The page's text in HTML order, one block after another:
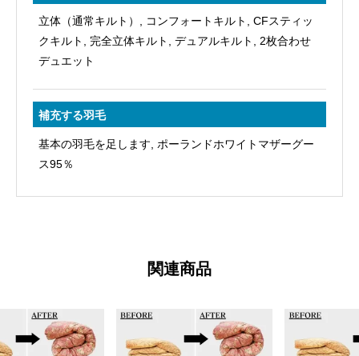
立体（通常キルト）, コンフォートキルト, CFスティッ
クキルト, 完全立体キルト, デュアルキルト, 2枚合わせ
デュエット
補充する羽毛
基本の羽毛を足します, ポーランドホワイトマザーグー
ス95％
関連商品